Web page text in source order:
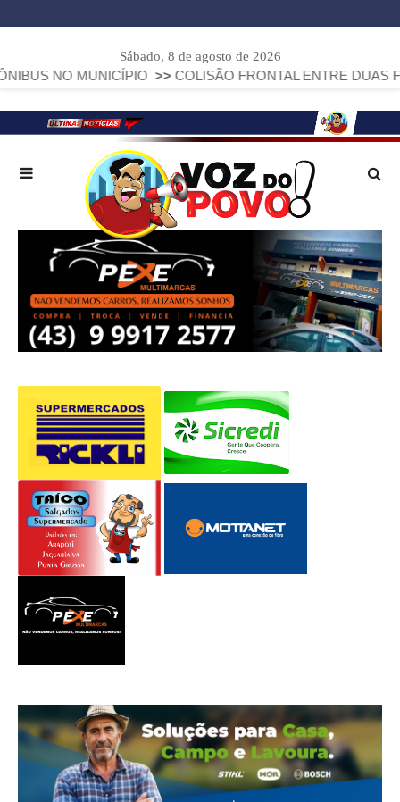
Sábado, 8 de agosto de 2026
>> COLISÃO FRONTAL ENTRE DUAS FIAT